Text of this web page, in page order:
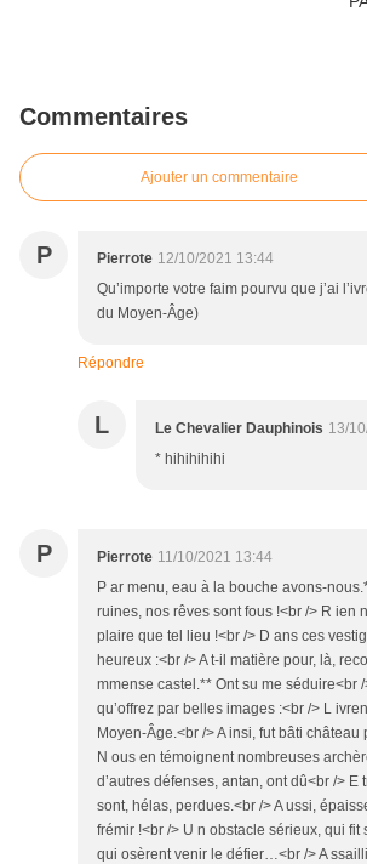
Commentaires
Ajouter un commentaire
P Pierrote 12/10/2021 13:44
Qu’importe votre faim pourvu que j’ai
du Moyen-Âge)
Répondre
L Le Chevalier Dauphinois 13/
* hihihihihi
P Pierrote 11/10/2021 13:44
P ar menu, eau à la bouche avons-
ruines, nos rêves sont fous !<br /> R ien
plaire que tel lieu !<br /> D ans ces
heureux :<br /> A t-il matière pour, là,
mmense castel.** Ont su me séduire<br
qu’offrez par belles images :<br /> L
Moyen-Âge.<br /> A insi, fut bâti château
N ous en témoignent nombreuses
d’autres défenses, antan, ont dû<br /> E
sont, hélas, perdues.<br /> A ussi,
frémir !<br /> U n obstacle sérieux, qui fit
qui osèrent venir le défier…<br /> A